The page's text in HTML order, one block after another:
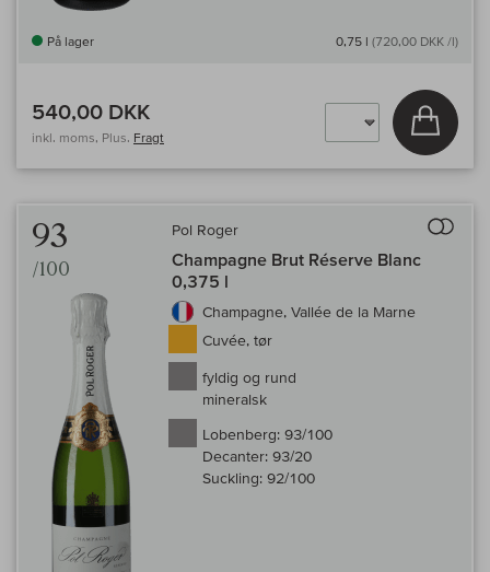
På lager 0,75 l (720,00 DKK /l)
540,00 DKK
inkl. moms, Plus. Fragt
Læg i
93
/100
Pol Roger
Champagne Brut Réserve Blanc
0,375 l
Champagne, Vallée de la Marne
Cuvée, tør
fyldig og rund
mineralsk
Lobenberg: 93/100
Decanter: 93/20
Suckling: 92/100